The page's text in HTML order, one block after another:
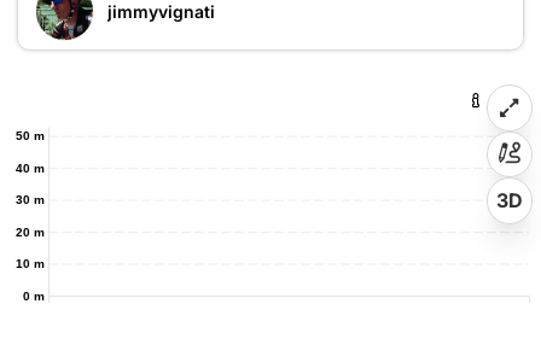
jimmyvignati
0 m
10 m
20 m
30 m
40 m
50 m
3D